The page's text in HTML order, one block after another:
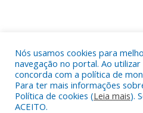
Nós usamos cookies para
navegação no portal. Ao
concorda com a política de
Para ter mais informações
Política de cookies (Leia mais).
ACEITO.